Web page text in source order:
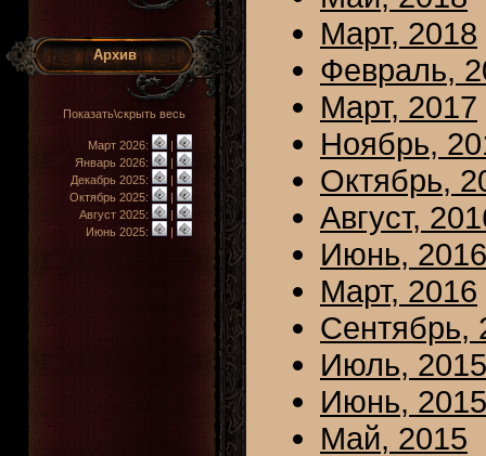
Архив
Показать\скрыть весь
Март 2026:
|
Январь 2026:
|
Декабрь 2025:
|
Октябрь 2025:
|
Август 2025:
|
Июнь 2025:
|
Март, 2018
Февраль,
Март, 2017
Ноябрь,
Октябрь,
Август,
Июнь, 2016
Март, 2016
Сентябрь,
Июль, 2015
Июнь, 2015
Май, 2015